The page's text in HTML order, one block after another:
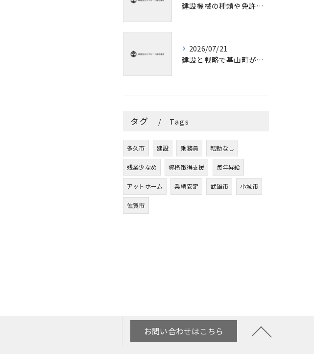
建設機械の種類や免許情報を初心者にも分かりやすく解説
2026/07/21
建設と戦略で基山町が未来へ飛躍するための道筋を徹底解説
タグ Tags
多久市 建設 乗務員 転勤なし
残業少なめ 資格取得支援 毎年昇給
アットホーム 業績安定 武雄市 小城市
佐賀市
お問い合わせはこちら